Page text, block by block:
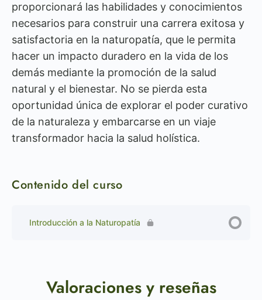
proporcionará las habilidades y conocimientos
necesarios para construir una carrera exitosa y
satisfactoria en la naturopatía, que le permita
hacer un impacto duradero en la vida de los
demás mediante la promoción de la salud
natural y el bienestar. No se pierda esta
oportunidad única de explorar el poder curativo
de la naturaleza y embarcarse en un viaje
transformador hacia la salud holística.
Contenido del curso
Introducción a la Naturopatía
Valoraciones y reseñas